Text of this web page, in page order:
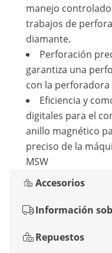
manejo
trabajos de
diamante.
Perforación
garantiza una
con la
Eficiencia y
digitales para el
anillo magnético
preciso de la
MSW
Accesorios
Información
Repuestos